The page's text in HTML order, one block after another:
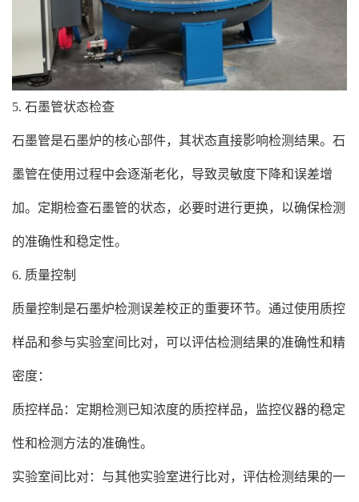
5. 石墨管状态检查
石墨管是石墨炉的核心部件，其状态直接影响检测结果。石
墨管在使用过程中会逐渐老化，导致灵敏度下降和误差增
加。定期检查石墨管的状态，必要时进行更换，以确保检测
的准确性和稳定性。
6. 质量控制
质量控制是石墨炉检测误差校正的重要环节。通过使用质控
样品和参与实验室间比对，可以评估检测结果的准确性和精
密度：
质控样品：定期检测已知浓度的质控样品，监控仪器的稳定
性和检测方法的准确性。
实验室间比对：与其他实验室进行比对，评估检测结果的一